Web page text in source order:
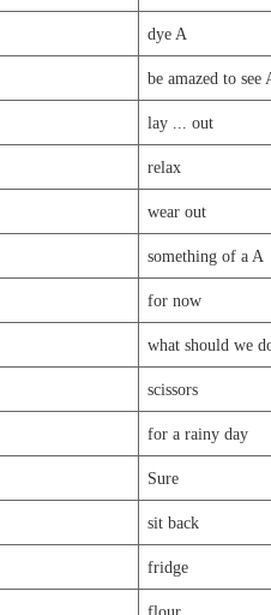
dye A
be amazed to see
lay ... out
relax
wear out
something of a A
for now
what should we
scissors
for a rainy day
Sure
sit back
fridge